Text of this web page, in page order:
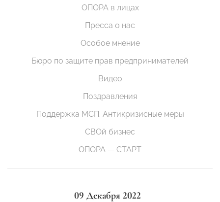
ОПОРА в лицах
Пресса о нас
Особое мнение
Бюро по защите прав предпринимателей
Видео
Поздравления
Поддержка МСП. Антикризисные меры
СВОй бизнес
ОПОРА — СТАРТ
09 Декабря 2022